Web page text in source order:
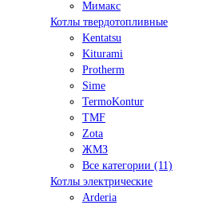
Мимакс
Котлы твердотопливные
Kentatsu
Kiturami
Protherm
Sime
TermoKontur
TMF
Zota
ЖМЗ
Все категории (11)
Котлы электрические
Arderia